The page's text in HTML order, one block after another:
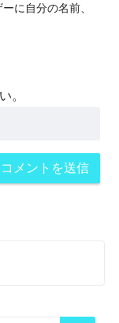
に自分の名前、
。